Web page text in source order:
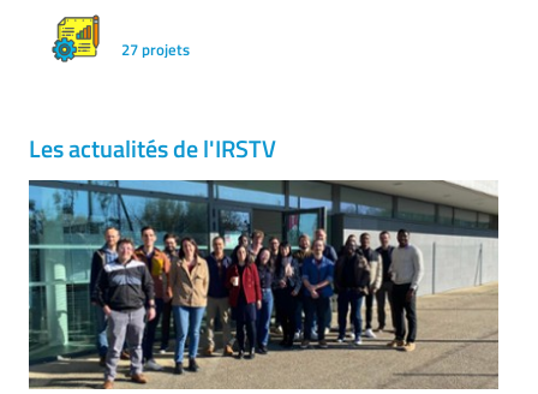
27 projets
Les actualités de l'IRSTV